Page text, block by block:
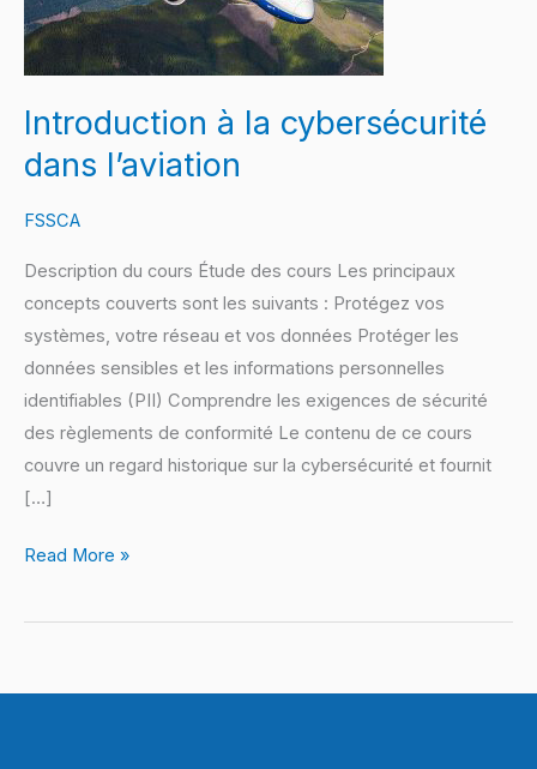
Introduction à la cybersécurité
dans l’aviation
FSSCA
Description du cours Étude des cours Les principaux
concepts couverts sont les suivants : Protégez vos
systèmes, votre réseau et vos données Protéger les
données sensibles et les informations personnelles
identifiables (PII) Comprendre les exigences de sécurité
des règlements de conformité Le contenu de ce cours
couvre un regard historique sur la cybersécurité et fournit
[…]
l’aviation
Read More »